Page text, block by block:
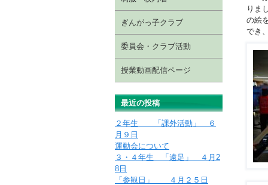
りま
の絵
でき
ぎんがっ子クラブ
委員会・クラブ活動
授業動画配信ページ
最近の投稿
２年生 「課外活動」 ６
月９日
運動会について
３・４年生 「遠足」 ４月2
8日
「参観日」 ４月２５日